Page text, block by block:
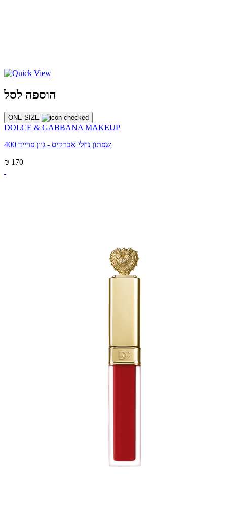
הוספה לסל
ONE SIZE
DOLCE & GABBANA MAKEUP
שפתון נוזלי אברקיס - גוון פרייד 400
₪ 170